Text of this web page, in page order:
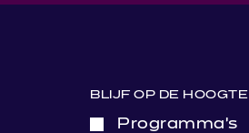
BLIJF OP DE HOOGTE
Programma’s